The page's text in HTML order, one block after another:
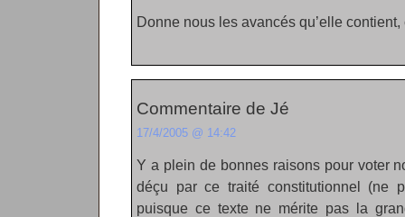
Donne nous les avancés qu’elle contient,
Commentaire de Jé
17/4/2005 @ 14:42
Y a plein de bonnes raisons pour voter
déçu par ce traité constitutionnel (ne
puisque ce texte ne mérite pas la